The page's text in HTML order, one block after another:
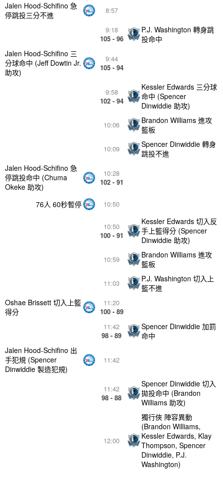
12:00
獨行俠 陣容異動
(Brandon Williams,
Kessler Edwards, Klay
Thompson, Spencer
Dinwiddie, P.J.
Washington)
11:42
98 - 88
Spencer Dinwiddie 切入
拋投命中 (Brandon
Williams 助攻)
11:42
Jalen Hood-Schifino 出
手犯規 (Spencer
Dinwiddie 製造犯規)
11:42
98 - 89
Spencer Dinwiddie 加罰
命中
11:20
100 - 89
Oshae Brissett 切入上籃
得分
11:03
P.J. Washington 切入上
籃不進
10:59
Brandon Williams 進攻
籃板
10:50
100 - 91
Kessler Edwards 切入反
手上籃得分 (Spencer
Dinwiddie 助攻)
10:50
76人 60秒暫停
10:28
102 - 91
Jalen Hood-Schifino 急
停跳投命中 (Chuma
Okeke 助攻)
10:09
Spencer Dinwiddie 轉身
跳投不進
10:06
Brandon Williams 進攻
籃板
9:58
102 - 94
Kessler Edwards 三分球
命中 (Spencer
Dinwiddie 助攻)
9:44
105 - 94
Jalen Hood-Schifino 三
分球命中 (Jeff Dowtin Jr.
助攻)
9:18
105 - 96
P.J. Washington 轉身跳
投命中
8:57
Jalen Hood-Schifino 急
停跳投三分不進